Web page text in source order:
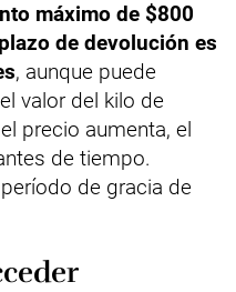
máximo de $800
de devolución es
, aunque puede
valor del kilo de
precio aumenta, el
de tiempo.
de gracia de